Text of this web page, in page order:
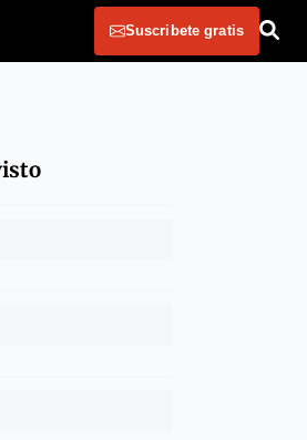
Suscribete gratis